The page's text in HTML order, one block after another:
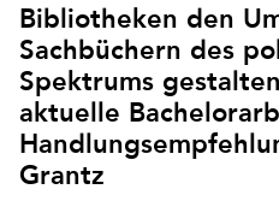
Bibliotheken den
Sachbüchern des
Spektrums
aktuelle
Grantz